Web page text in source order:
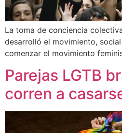
La toma de conciencia
desarrolló el movimiento,
comenzar el movimiento
Parejas LGTB
corren a